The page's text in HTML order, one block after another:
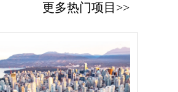
更多热门项目>>